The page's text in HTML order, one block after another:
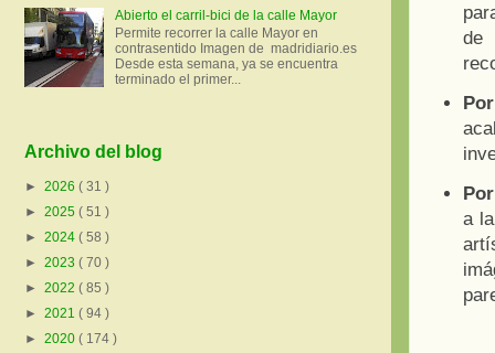
a
Abierto el carril-bici de la calle Mayor
Permite recorrer la calle Mayor en
contrasentido Imagen de madridiario.es
Desde esta semana, ya se encuentra
terminado el primer...
Archivo del blog
► 2026 ( 31 )
► 2025 ( 51 )
► 2024 ( 58 )
► 2023 ( 70 )
► 2022 ( 85 )
► 2021 ( 94 )
► 2020 ( 174 )